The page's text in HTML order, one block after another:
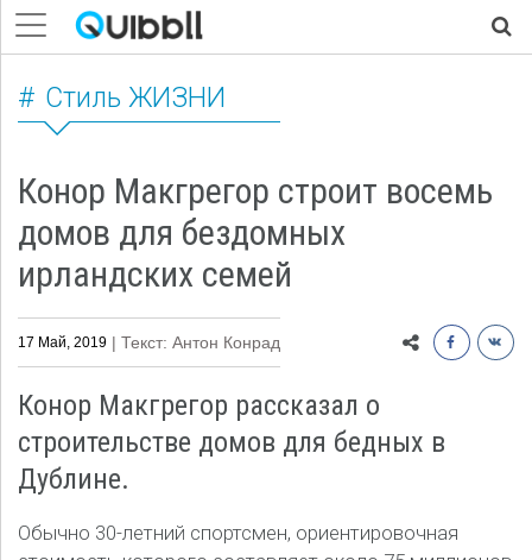
Стиль ЖИЗНИ
Конор Макгрегор строит восемь
домов для бездомных
ирландских семей
17 Май, 2019 | Текст: Антон Конрад
Конор Макгрегор рассказал о
строительстве домов для бедных в
Дублине.
Обычно 30-летний спортсмен, ориентировочная